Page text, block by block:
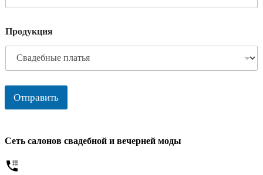
Продукция
Отправить
Сеть салонов свадебной и вечерней моды